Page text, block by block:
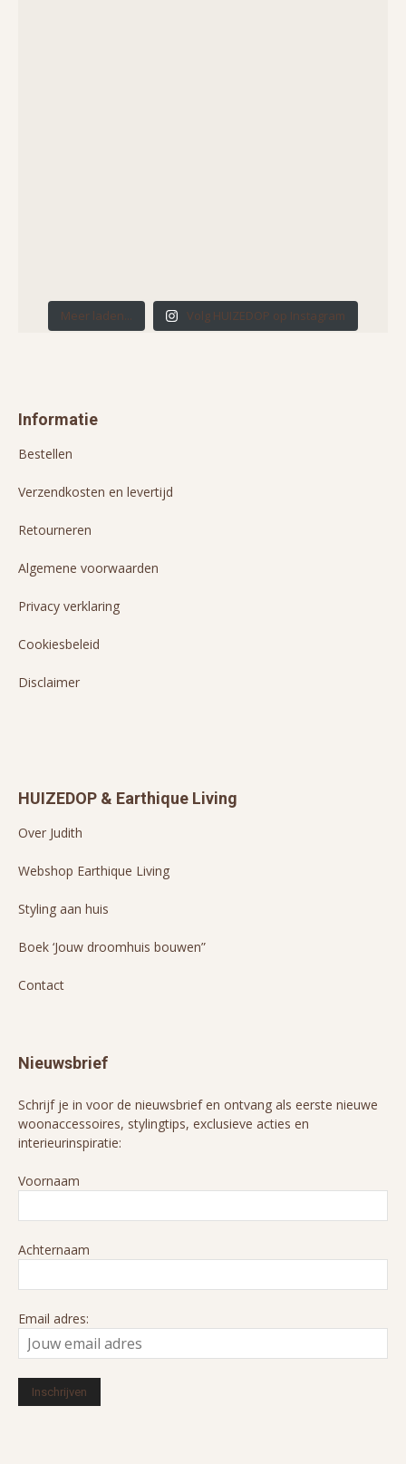
Meer laden... Volg HUIZEDOP op Instagram
Informatie
Bestellen
Verzendkosten en levertijd
Retourneren
Algemene voorwaarden
Privacy verklaring
Cookiesbeleid
Disclaimer
HUIZEDOP & Earthique Living
Over Judith
Webshop Earthique Living
Styling aan huis
Boek ‘Jouw droomhuis bouwen”
Contact
Nieuwsbrief
Schrijf je in voor de nieuwsbrief en ontvang als eerste nieuwe
woonaccessoires, stylingtips, exclusieve acties en
interieurinspiratie:
Voornaam
Achternaam
Email adres: